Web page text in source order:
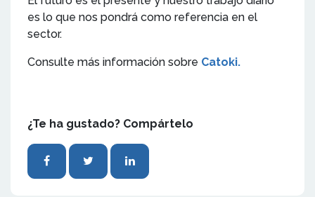
es lo que nos pondrá como referencia en el
sector.
Consulte más información sobre Catoki.
¿Te ha gustado? Compártelo